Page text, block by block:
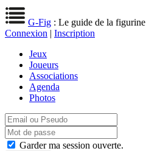
G-Fig : Le guide de la figurine
Connexion | Inscription
Jeux
Joueurs
Associations
Agenda
Photos
Garder ma session ouverte.